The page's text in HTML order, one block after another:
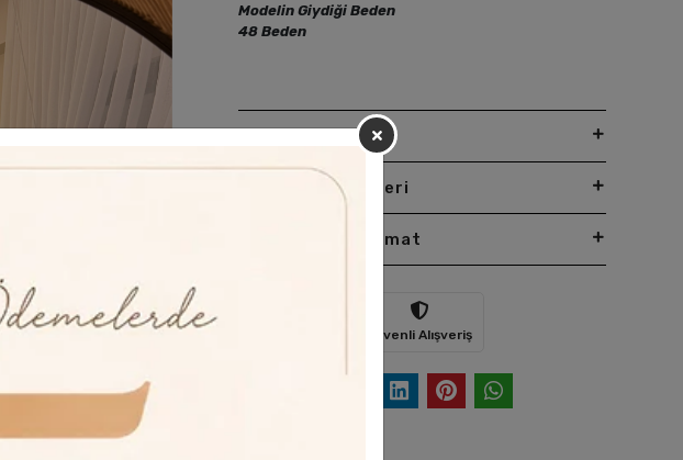
Modelin Giydiği Beden
48 Beden
Taksit Seçenekleri
Garanti Ve Teslimat
Güvenli Alışveriş